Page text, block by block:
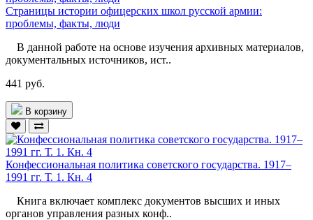
Страницы истории офицерских школ русской армии:
проблемы, факты, люди
В данной работе на основе изучения архивных материалов,
документальных источников, ист..
441 руб.
В корзину
Конфессиональная политика советского государства. 1917–
1991 гг. Т. 1. Кн. 4
Книга включает комплекс документов высших и иных
органов управления разных конф..